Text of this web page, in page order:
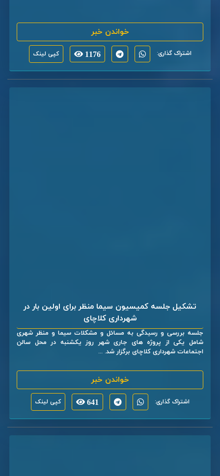
خواندن خبر
اشتراک گذاری: 1176 کپی لینک
تشکیل جلسه کمیسیون سیما منظر برای اولین بار در
شهرداری کلاچای
جلسه بررسی و رسیدگی به مسائل و مشکلات سیما و منظر شهری
شامل یکی از پروژه های جاری شهر روز یکشنبه در محل سالن
اجتماعات شهرداری کلاچای برگزار شد. ...
خواندن خبر
اشتراک گذاری: 641 کپی لینک